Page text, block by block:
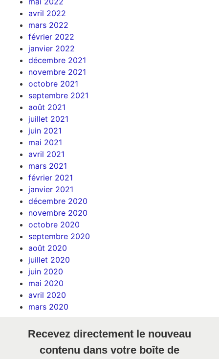
avril 2022
mars 2022
février 2022
janvier 2022
décembre 2021
novembre 2021
octobre 2021
septembre 2021
août 2021
juillet 2021
juin 2021
mai 2021
avril 2021
mars 2021
février 2021
janvier 2021
décembre 2020
novembre 2020
octobre 2020
septembre 2020
août 2020
juillet 2020
juin 2020
mai 2020
avril 2020
mars 2020
Recevez directement le nouveau
contenu dans votre boîte de